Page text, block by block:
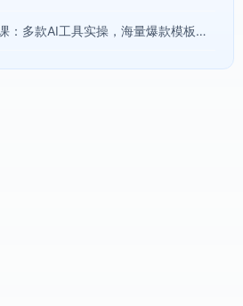
零基础AI短视频全能课：多款AI工具实操，海量爆款模板搭配剪辑带货全流程